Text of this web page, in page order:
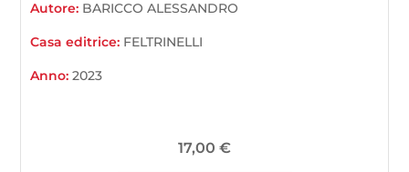
Autore: BARICCO ALESSANDRO
Casa editrice: FELTRINELLI
Anno:2023
17,00 €